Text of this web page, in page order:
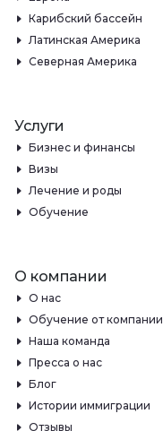
Карибский бассейн
Латинская Америка
Северная Америка
Услуги
Бизнес и финансы
Визы
Лечение и роды
Обучение
О компании
О нас
Обучение от компании
Наша команда
Пресса о нас
Блог
Истории иммиграции
Отзывы